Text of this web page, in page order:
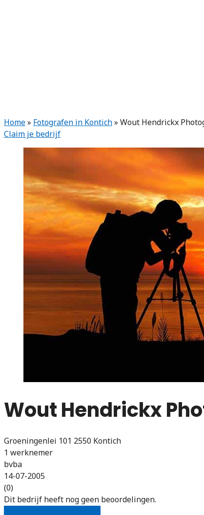
Home» Fotografen in Kontich» Wout Hendrickx
Claim je bedrijf
Wout Hendrickx
Groeningenlei 101 2550 Kontich
1 werknemer
bvba
14-07-2005
(0)
Dit bedrijf heeft nog geen beoordelingen.